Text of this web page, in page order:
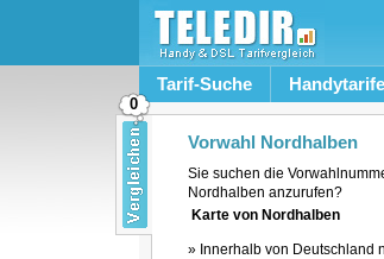
Tarif-Suche Handytarife
Vorwahl Nordhalben
Sie suchen die
Nordhalben anzurufen?
Karte von Nordhalben
» Innerhalb von Deutschland
0